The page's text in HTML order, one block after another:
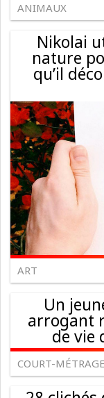
ANIMAUX
Nikolai
nature
qu’il
ART
Un
arrogant
de vie
COURT-MÉTRAGE